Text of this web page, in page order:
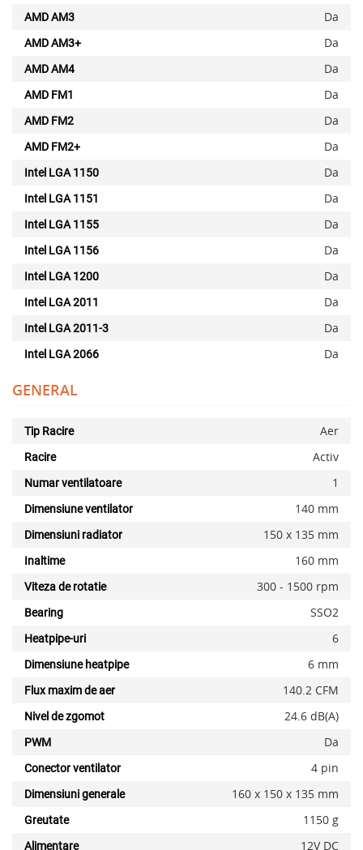
AMD AM3 Da
AMD AM3+ Da
AMD AM4 Da
AMD FM1 Da
AMD FM2 Da
AMD FM2+ Da
Intel LGA 1150 Da
Intel LGA 1151 Da
Intel LGA 1155 Da
Intel LGA 1156 Da
Intel LGA 1200 Da
Intel LGA 2011 Da
Intel LGA 2011-3 Da
Intel LGA 2066 Da
GENERAL
Tip Racire Aer
Racire Activ
Numar ventilatoare 1
Dimensiune ventilator 140 mm
Dimensiuni radiator 150 x 135 mm
Inaltime 160 mm
Viteza de rotatie 300 - 1500 rpm
Bearing SSO2
Heatpipe-uri 6
Dimensiune heatpipe 6 mm
Flux maxim de aer 140.2 CFM
Nivel de zgomot 24.6 dB(A)
PWM Da
Conector ventilator 4 pin
Dimensiuni generale 160 x 150 x 135 mm
Greutate 1150 g
Alimentare 12V DC
x